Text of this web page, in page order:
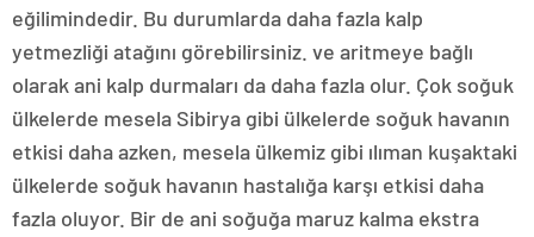
eğilimindedir. Bu durumlarda daha fazla kalp
yetmezliği atağını görebilirsiniz. ve aritmeye bağlı
olarak ani kalp durmaları da daha fazla olur. Çok soğuk
ülkelerde mesela Sibirya gibi ülkelerde soğuk havanın
etkisi daha azken, mesela ülkemiz gibi ılıman kuşaktaki
ülkelerde soğuk havanın hastalığa karşı etkisi daha
fazla oluyor. Bir de ani soğuğa maruz kalma ekstra